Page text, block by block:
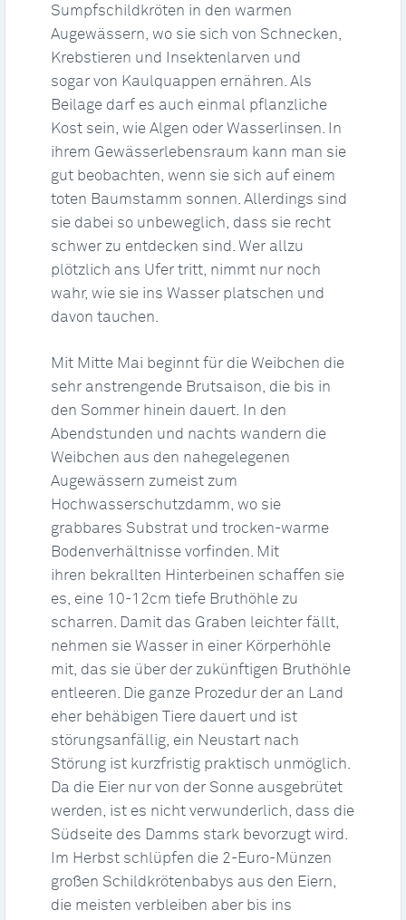
Sumpfschildkröten in den warmen
Augewässern, wo sie sich von Schnecken,
Krebstieren und Insektenlarven und
sogar von Kaulquappen ernähren. Als
Beilage darf es auch einmal pflanzliche
Kost sein, wie Algen oder Wasserlinsen. In
ihrem Gewässerlebensraum kann man sie
gut beobachten, wenn sie sich auf einem
toten Baumstamm sonnen. Allerdings sind
sie dabei so unbeweglich, dass sie recht
schwer zu entdecken sind. Wer allzu
plötzlich ans Ufer tritt, nimmt nur noch
wahr, wie sie ins Wasser platschen und
davon tauchen.
Mit Mitte Mai beginnt für die Weibchen die
sehr anstrengende Brutsaison, die bis in
den Sommer hinein dauert. In den
Abendstunden und nachts wandern die
Weibchen aus den nahegelegenen
Augewässern zumeist zum
Hochwasserschutzdamm, wo sie
grabbares Substrat und trocken-warme
Bodenverhältnisse vorfinden. Mit
ihren bekrallten Hinterbeinen schaffen sie
es, eine 10-12cm tiefe Bruthöhle zu
scharren. Damit das Graben leichter fällt,
nehmen sie Wasser in einer Körperhöhle
mit, das sie über der zukünftigen Bruthöhle
entleeren. Die ganze Prozedur der an Land
eher behäbigen Tiere dauert und ist
störungsanfällig, ein Neustart nach
Störung ist kurzfristig praktisch unmöglich.
Da die Eier nur von der Sonne ausgebrütet
werden, ist es nicht verwunderlich, dass die
Südseite des Damms stark bevorzugt wird.
Im Herbst schlüpfen die 2-Euro-Münzen
großen Schildkrötenbabys aus den Eiern,
die meisten verbleiben aber bis ins